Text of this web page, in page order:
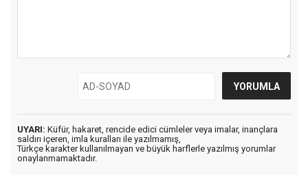
UYARI: Küfür, hakaret, rencide edici cümleler veya imalar, inançlara
saldırı içeren, imla kuralları ile yazılmamış,
Türkçe karakter kullanılmayan ve büyük harflerle yazılmış yorumlar
onaylanmamaktadır.